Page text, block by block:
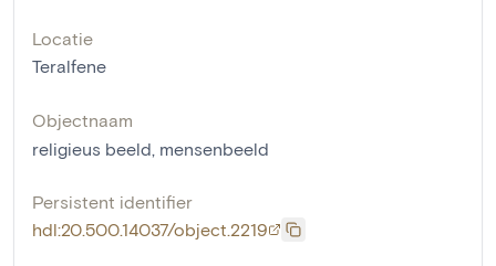
Locatie
Teralfene
Objectnaam
religieus beeld mensenbeeld
Persistent identifier
hdl:20.500.14037/object.2219